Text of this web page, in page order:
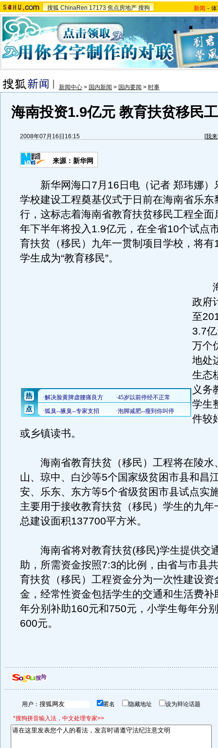
搜狐 ChinaRen 17173 焦点房地产 搜狗 新闻 -
新闻中心 > 国内新闻 > 国内要闻 > 时事
海南投资1.9亿元 教育扶贫移民
2008年07月16日16:15 [我
来源：新华网
新华网海口7月16日电（记者 郑玮娜）
学校建设工程奠基仪式于日前在海南省乐东
行，这标志着海南省教育扶贫移民工程全面
年下半年将投入1.9亿元，在全省10个试点
育扶贫（移民）九年一贯制项目学校，将有
学生成为“教育移民”。
海
政府
至
3.7
万个
地处
生态
义务
学生
件较
或乡镇读书。
海南省教育扶贫（移民）工程将在陵水
山、琼中、白沙等5个国家级贫困市县和昌
安、乐东、东方等5个省级贫困市县试点实
主要用于接收教育扶贫（移民）学生的九年
总建设面积137700平方米。
海南省将对教育扶贫(移民)学生提供交
助，所需资金按照7:3的比例，由省与市县
育扶贫（移民）工程资金分为一次性建设资
金，经常性资金包括学生的交通和生活费补
年分别补助160元和750元，小学生每年分
600元。
用户： 匿名 隐藏地址 设为辩论话题
*搜狗拼音输入法，中文处理专家>>